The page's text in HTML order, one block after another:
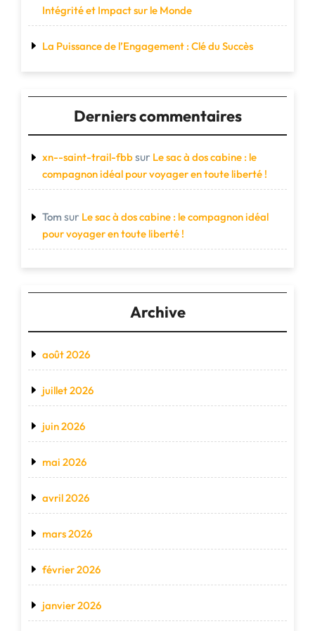
Intégrité et Impact sur le Monde
La Puissance de l’Engagement : Clé du Succès
Derniers commentaires
xn--saint-trail-fbbsur Le sac à dos cabine : le
compagnon idéal pour voyager en toute liberté !
Tom sur Le sac à dos cabine : le compagnon idéal
pour voyager en toute liberté !
Archive
août 2026
juillet 2026
juin 2026
mai 2026
avril 2026
mars 2026
février 2026
janvier 2026